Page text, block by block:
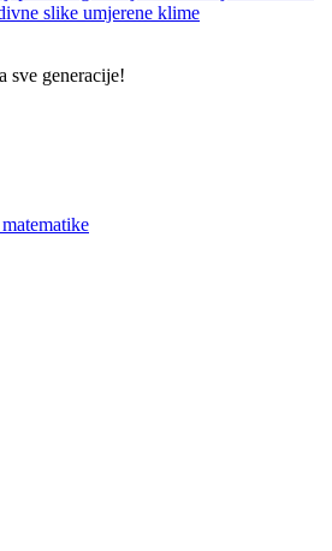
slike umjerene klime
sve generacije!